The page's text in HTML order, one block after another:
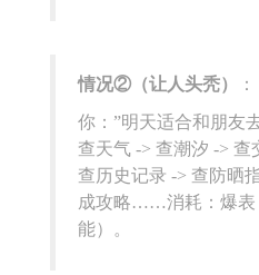
情况②（让人头秃）
：
你：”明天适合和朋友
查天气 -> 查潮汐 -> 查
查历史记录 -> 查防晒
成攻略……消耗：爆
能）。